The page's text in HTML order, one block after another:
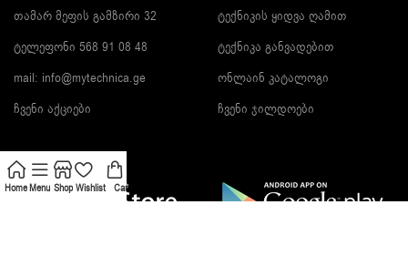
თამარ მეფის გამზირი 32
ტელეფონი 568 91 08 48
mail: info@mytechnica.ge
ჩვენი აქციები
ტექნიკის ყიდვა ღამით
ტექნიკა განვადებით
ონლაინ კატალოგი
ჩვენი ჯილდოები
HomeMenu Shop Wishlist Cart